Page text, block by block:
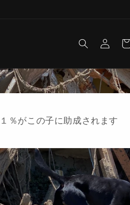
Log
in
％がこの子に助成されます